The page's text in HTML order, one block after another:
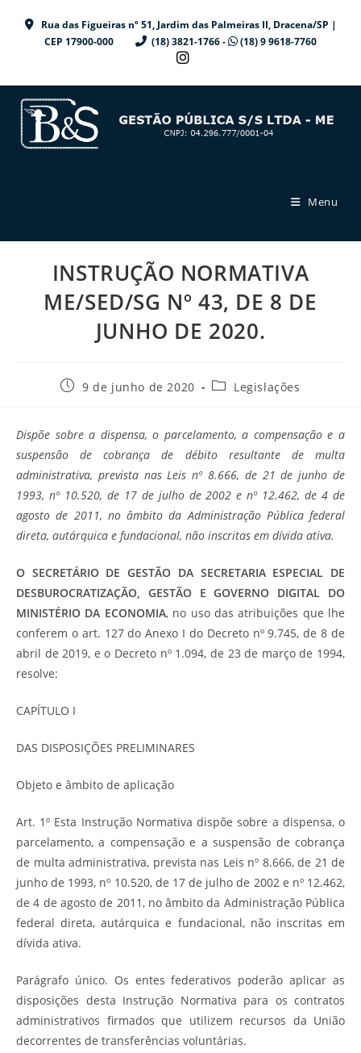
Rua das Figueiras nº 51, Jardim das Palmeiras II, Dracena/SP |
CEP 17900-000
(18) 3821-1766 - (18) 9 9618-7760
Menu
INSTRUÇÃO NORMATIVA
ME/SED/SG Nº 43, DE 8 DE
JUNHO DE 2020.
Post9 de junho de 2020
Categoria
Legislações
Dispõe sobre a dispensa, o parcelamento, a compensação e a
suspensão de cobrança de débito resultante de multa
administrativa, prevista nas Leis nº 8.666, de 21 de junho de
1993, nº 10.520, de 17 de julho de 2002 e nº 12.462, de 4 de
agosto de 2011, no âmbito da Administração Pública federal
direta, autárquica e fundacional, não inscritas em dívida ativa.
O SECRETÁRIO DE GESTÃO DA SECRETARIA ESPECIAL DE
DESBUROCRATIZAÇÃO, GESTÃO E GOVERNO DIGITAL DO
MINISTÉRIO DA ECONOMIA, no uso das atribuições que lhe
conferem o art. 127 do Anexo I do Decreto nº 9.745, de 8 de
abril de 2019, e o Decreto nº 1.094, de 23 de março de 1994,
resolve:
CAPÍTULO I
DAS DISPOSIÇÕES PRELIMINARES
Objeto e âmbito de aplicação
Art. 1º Esta Instrução Normativa dispõe sobre a dispensa, o
parcelamento, a compensação e a suspensão de cobrança
de multa administrativa, prevista nas Leis nº 8.666, de 21 de
junho de 1993, nº 10.520, de 17 de julho de 2002 e nº 12.462,
de 4 de agosto de 2011, no âmbito da Administração Pública
federal direta, autárquica e fundacional, não inscritas em
dívida ativa.
Parágrafo único. Os entes federativos poderão aplicar as
disposições desta Instrução Normativa para os contratos
administrativos firmados que utilizem recursos da União
decorrentes de transferências voluntárias.